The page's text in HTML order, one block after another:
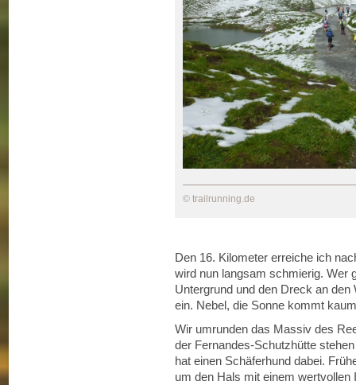
© trailrunning.de
Den 16. Kilometer erreiche ich
wird nun langsam schmierig. Wer
Untergrund und den Dreck an
ein. Nebel, die Sonne kommt
Wir umrunden das Massiv des
der Fernandes-Schutzhütte
hat einen Schäferhund dabei.
um den Hals mit einem wertvollen